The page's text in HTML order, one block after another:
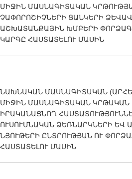
ՄԻՋԻՆ ՄԱՍՆԱԳԻՏԱԿԱՆ
ՉԱՓՈՐՈՇԻՉՆԵՐԻ ՑԱՆԿԵՐԻ
ԱՇԽԱՏԱՆՔԱՅԻՆ ԽՄԲԵՐԻ
ԿԱՐԳԸ ՀԱՍՏԱՏԵԼՈՒ ՄԱՍԻՆ
ՆԱԽՆԱԿԱՆ ՄԱՍՆԱԳԻՏԱԿԱՆ
ՄԻՋԻՆ ՄԱՍՆԱԳԻՏԱԿԱՆ ԿՐԹԱԿԱՆ
ԻՐԱԿԱՆԱՑՆՈՂ
ՈՒՍՈՒՄՆԱԿԱՆ ՁԵՌՆԱՐԿՆԵՐԻ ԵՎ
ՆՅՈՒԹԵՐԻ ԸՆՏՐՈՒԹՅԱՆ ՈՒ
ՀԱՍՏԱՏԵԼՈՒ ՄԱՍԻՆ